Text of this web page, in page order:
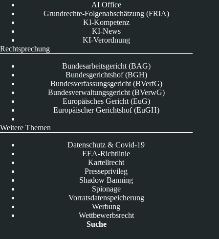
AI Office
Grundrechte-Folgenabschätzung (FRIA)
KI-Kompetenz
KI-News
KI-Verordnung
Rechtsprechung
Bundesarbeitsgericht (BAG)
Bundesgerichtshof (BGH)
Bundesverfassungsgericht (BVerfG)
Bundesverwaltungsgericht (BVerwG)
Europäisches Gericht (EuG)
Europäischer Gerichtshof (EuGH)
Weitere Themen
Datenschutz & Covid-19
EEA-Richtlinie
Kartellrecht
Presseprivileg
Shadow Banning
Spionage
Vorratsdatenspeicherung
Werbung
Wettbewerbsrecht
Suche